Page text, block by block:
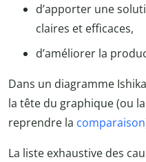
d’apporter une
claires et efficaces,
d’améliorer la
Dans un diagramme
la tête du graphique (ou
reprendre la comparaison
La liste exhaustive des